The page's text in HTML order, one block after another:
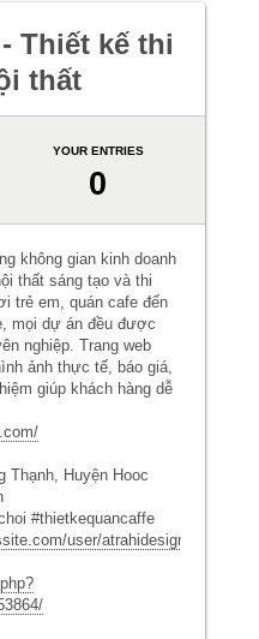
Thiết kế thi
thất
YOUR ENTRIES
0
không gian kinh doanh
thất sáng tạo và thi
trẻ em, quán cafe đến
mọi dự án đều được
nghiệp. Trang web
ảnh thực tế, báo giá,
giúp khách hàng dễ
Thạnh, Huyện Hooc
#thietkequancaffe
user/atrahidesigncom/